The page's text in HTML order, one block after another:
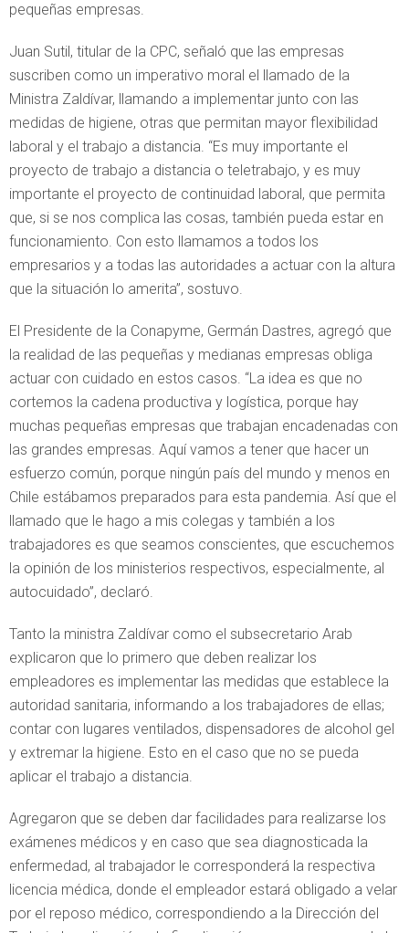
pequeñas empresas.
Juan Sutil, titular de la CPC, señaló que las empresas
suscriben como un imperativo moral el llamado de la
Ministra Zaldívar, llamando a implementar junto con las
medidas de higiene, otras que permitan mayor flexibilidad
laboral y el trabajo a distancia. “Es muy importante el
proyecto de trabajo a distancia o teletrabajo, y es muy
importante el proyecto de continuidad laboral, que permita
que, si se nos complica las cosas, también pueda estar en
funcionamiento. Con esto llamamos a todos los
empresarios y a todas las autoridades a actuar con la altura
que la situación lo amerita”, sostuvo.
El Presidente de la Conapyme, Germán Dastres, agregó que
la realidad de las pequeñas y medianas empresas obliga
actuar con cuidado en estos casos. “La idea es que no
cortemos la cadena productiva y logística, porque hay
muchas pequeñas empresas que trabajan encadenadas con
las grandes empresas. Aquí vamos a tener que hacer un
esfuerzo común, porque ningún país del mundo y menos en
Chile estábamos preparados para esta pandemia. Así que el
llamado que le hago a mis colegas y también a los
trabajadores es que seamos conscientes, que escuchemos
la opinión de los ministerios respectivos, especialmente, al
autocuidado”, declaró.
Tanto la ministra Zaldívar como el subsecretario Arab
explicaron que lo primero que deben realizar los
empleadores es implementar las medidas que establece la
autoridad sanitaria, informando a los trabajadores de ellas;
contar con lugares ventilados, dispensadores de alcohol gel
y extremar la higiene. Esto en el caso que no se pueda
aplicar el trabajo a distancia.
Agregaron que se deben dar facilidades para realizarse los
exámenes médicos y en caso que sea diagnosticada la
enfermedad, al trabajador le corresponderá la respectiva
licencia médica, donde el empleador estará obligado a velar
por el reposo médico, correspondiendo a la Dirección del